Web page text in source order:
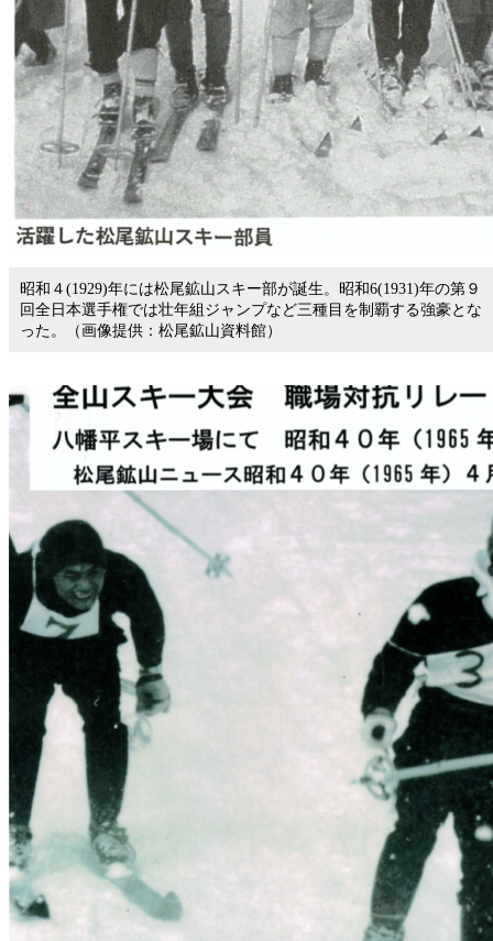
昭和４(1929)年には松尾鉱山スキー部が誕生。昭和6(1931)年の第９
回全日本選手権では壮年組ジャンプなど三種目を制覇する強豪とな
った。（画像提供：松尾鉱山資料館）